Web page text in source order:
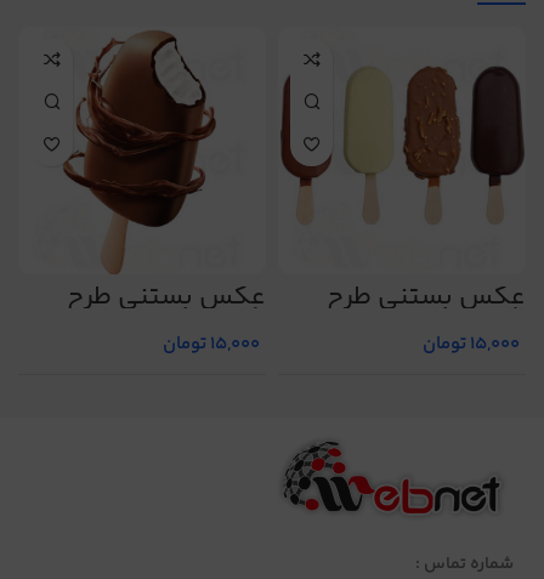
عکس بستنی طرح
شماره 6
15,000تومان
عکس بستنی طرح
شماره 5
15,000تومان
شماره تماس :